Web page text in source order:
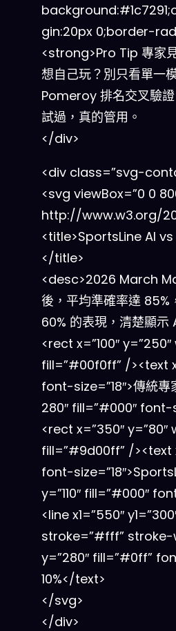
gin:20px 0;border-
<strong>Pro Tip 專家
想自己玩？別只看單一
Pomeroy 排名交叉驗
試過，真的管用。
</div>
<div class=”svg-
<svg viewBox=”0 0
http://www.w3.org/
<title>SportsLine AI vs
</title>
<desc>2026 March
後，平均準確率達
60% 的表現，清楚顯
<rect x=”100″
fill=”#00f0ff” /><text
font-size=”18″>傳統
280″ fill=”#000″ font-
<rect x=”350″ y=”80″
fill=”#9d00ff” /><text
font-
y=”110″ fill=”#000″
<line x1=”550″
stroke=”#fff” stroke-
y=”280″ fill=”#0ff”
10%</text>
</svg>
</div>